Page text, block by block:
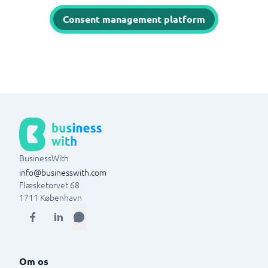
Consent management platform
BusinessWith
info@businesswith.com
Flæsketorvet 68
1711 København
Om os